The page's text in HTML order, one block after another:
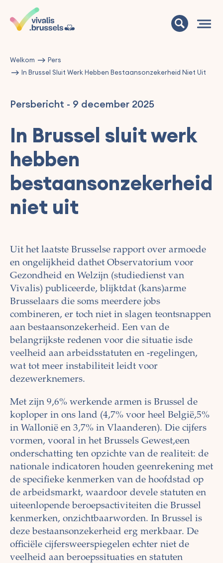
Welkom
Pers
In Brussel Sluit Werk Hebben Bestaansonzekerheid Niet Uit
Persbericht - 9 december 2025
In Brussel sluit werk
hebben
bestaansonzekerheid
niet uit
Uit het laatste Brusselse rapport over armoede
en ongelijkheid dathet Observatorium voor
Gezondheid en Welzijn (studiedienst van
Vivalis) publiceerde, blijktdat (kans)arme
Brusselaars die soms meerdere jobs
combineren, er toch niet in slagen teontsnappen
aan bestaansonzekerheid. Een van de
belangrijkste redenen voor die situatie isde
veelheid aan arbeidsstatuten en -regelingen,
wat tot meer instabiliteit leidt voor
dezewerknemers.
Met zijn 9,6% werkende armen is Brussel de
koploper in ons land (4,7% voor heel België,5%
in Wallonië en 3,7% in Vlaanderen). Die cijfers
vormen, vooral in het Brussels Gewest,een
onderschatting ten opzichte van de realiteit: de
nationale indicatoren houden geenrekening met
de specifieke kenmerken van de hoofdstad op
de arbeidsmarkt, waardoor devele statuten en
uiteenlopende beroepsactiviteiten die Brussel
kenmerken, onzichtbaarworden. In Brussel is
deze bestaansonzekerheid erg merkbaar. De
officiële cijfersweerspiegelen echter niet de
veelheid aan beroepssituaties en statuten